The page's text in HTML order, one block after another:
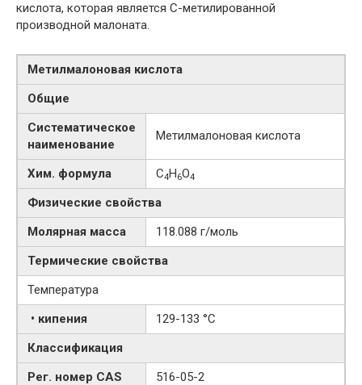
кислота, которая является C-метилированной
производной малоната.
Метилмалоновая кислота
Общие
Систематическое
наименование
Метилмалоновая кислота
Хим. формула C4H6O4
Физические свойства
Молярная масса
118.088 г/моль
Термические свойства
Температура
• кипения
129-133 °C
Классификация
Рег. номер CAS
516-05-2